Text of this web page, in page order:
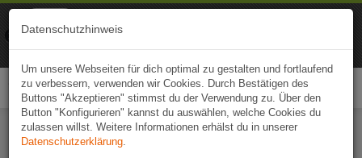
Datenschutzhinweis
Um unsere Webseiten für dich optimal zu gestalten und fortlaufend
zu verbessern, verwenden wir Cookies. Durch Bestätigen des
Buttons "Akzeptieren" stimmst du der Verwendung zu. Über den
Button "Konfigurieren" kannst du auswählen, welche Cookies du
zulassen willst. Weitere Informationen erhälst du in unserer
Datenschutzerklärung.
Naviki